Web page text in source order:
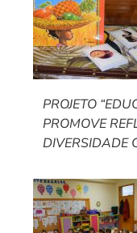
PROJETO
PROMOVE
DIVERSIDADE